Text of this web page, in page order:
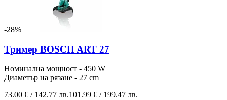
-28%
Тример BOSCH ART 27
Номинална мощност - 450 W
Диаметър на рязане - 27 cm
73.00 € / 142.77 лв.101.99 € / 199.47 лв.